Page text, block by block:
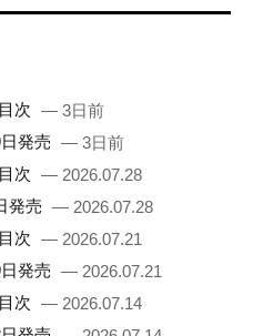
次 — 3日前
発売 — 3日前
次 — 2026.07.28
発売 — 2026.07.28
次 — 2026.07.21
発売 — 2026.07.21
次 — 2026.07.14